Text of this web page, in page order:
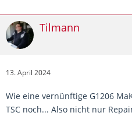
Tilmann
13. April 2024
Wie eine vernünftige G1206
TSC noch... Also nicht nur